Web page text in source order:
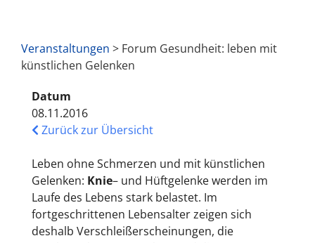
Veranstaltungen > Forum Gesundheit: leben mit
künstlichen Gelenken
Datum
08.11.2016
Zurück zur Übersicht
Leben ohne Schmerzen und mit künstlichen
Gelenken: Knie– und Hüftgelenke werden im
Laufe des Lebens stark belastet. Im
fortgeschrittenen Lebensalter zeigen sich
deshalb Verschleißerscheinungen, die